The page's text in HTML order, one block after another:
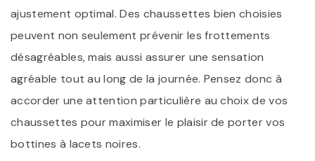
ajustement optimal. Des chaussettes bien choisies
peuvent non seulement prévenir les frottements
désagréables, mais aussi assurer une sensation
agréable tout au long de la journée. Pensez donc à
accorder une attention particulière au choix de vos
chaussettes pour maximiser le plaisir de porter vos
bottines à lacets noires.